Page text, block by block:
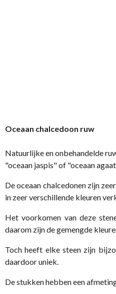
Oceaan chalcedoon ruw
Natuurlijke en onbehandelde
"oceaan jaspis" of "oceaan
De oceaan chalcedonen zijn
in zeer verschillende kleuren
Het voorkomen van deze
daarom zijn de gemengde
Toch heeft elke steen zijn
daardoor uniek.
De stukken hebben een